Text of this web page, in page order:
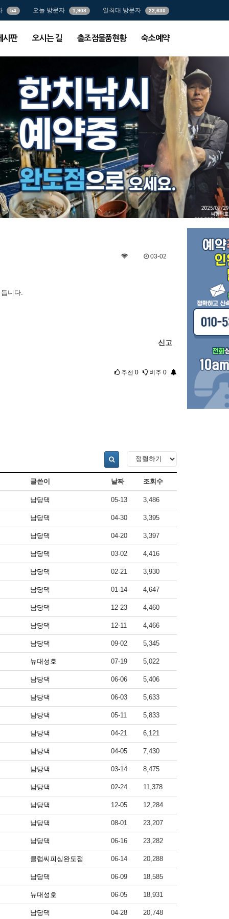
54 오늘 방문자 1,908 일최대 방문자 22,630
시판 오시는 길 출조점물품현황 숙소예약
03-02
니다.
신고
추천 0 비추 0
글쓴이 날짜 조회수
남당댁 05-13 3,486
남당댁 04-30 3,395
남당댁 04-20 3,397
남당댁 03-02 4,416
남당댁 02-21 3,930
남당댁 01-14 4,647
남당댁 12-23 4,460
남당댁 12-11 4,466
남당댁 09-02 5,345
뉴대성호 07-19 5,022
남당댁 06-06 5,406
남당댁 06-03 5,633
남당댁 05-11 5,833
남당댁 04-21 6,121
남당댁 04-05 7,430
남당댁 03-14 8,475
남당댁 02-24 11,378
남당댁 12-05 12,284
남당댁 08-01 23,207
남당댁 06-16 23,282
클럽씨피싱완도점 06-14 20,288
남당댁 06-09 18,585
뉴대성호 06-05 18,931
남당댁 04-28 20,748